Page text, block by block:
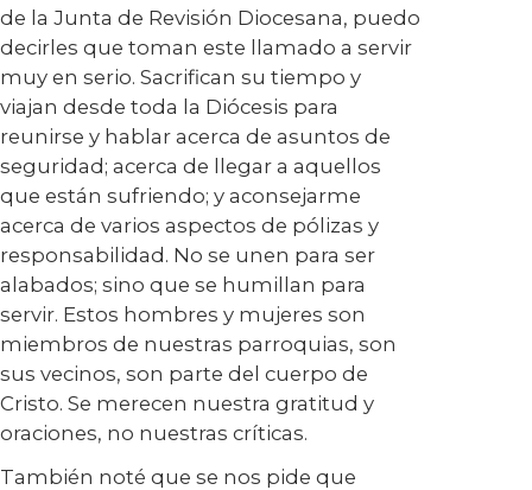
de la Junta de Revisión Diocesana, puedo
decirles que toman este llamado a servir
muy en serio. Sacrifican su tiempo y
viajan desde toda la Diócesis para
reunirse y hablar acerca de asuntos de
seguridad; acerca de llegar a aquellos
que están sufriendo; y aconsejarme
acerca de varios aspectos de pólizas y
responsabilidad. No se unen para ser
alabados; sino que se humillan para
servir. Estos hombres y mujeres son
miembros de nuestras parroquias, son
sus vecinos, son parte del cuerpo de
Cristo. Se merecen nuestra gratitud y
oraciones, no nuestras críticas.
También noté que se nos pide que